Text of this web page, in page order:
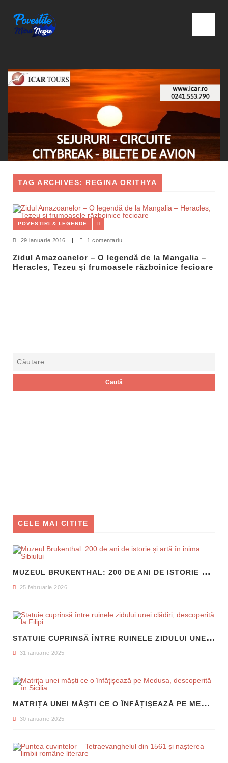
TAG ARCHIVES: REGINA ORITHYA
POVESTIRI & LEGENDE
29 ianuarie 2016 | 1 comentariu
Zidul Amazoanelor – O legendă de la Mangalia –
Heracles, Tezeu şi frumoasele războinice fecioare
CELE MAI CITITE
M
UZEUL BRUKENTHAL: 200 DE ANI DE ISTORIE ȘI ARTĂ ÎN INIMA SIBIULUI
25 februarie 2026
S
TATUIE CUPRINSĂ ÎNTRE RUINELE ZIDULUI UNEI CLĂDIRI, DESCOPERITĂ LA FILIPI
31 ianuarie 2025
M
ATRIȚA UNEI MĂȘTI CE O ÎNFĂȚIȘEAZĂ PE MEDUSA, DESCOPERITĂ ÎN SICILIA
30 ianuarie 2025